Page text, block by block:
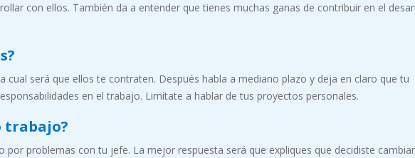
con ellos. También da a entender que tienes muchas ganas de contribuir en el
será que ellos te contraten. Después habla a mediano plazo y deja en claro que tu
en el trabajo. Limítate a hablar de tus proyectos personales.
trabajo?
problemas con tu jefe. La mejor respuesta será que expliques que decidiste